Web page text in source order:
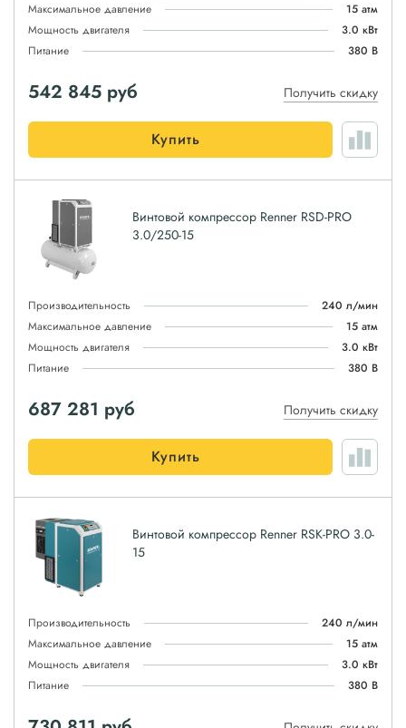
Максимальное давление
15 атм
Мощность двигателя
3.0 кВт
Питание
380 В
542 845 руб Получить скидку
Купить
Винтовой компрессор Renner RSD-PRO
3.0/250-15
Производительность
240 л/мин
Максимальное давление
15 атм
Мощность двигателя
3.0 кВт
Питание
380 В
687 281 руб Получить скидку
Купить
Винтовой компрессор Renner RSK-PRO 3.0-
15
Производительность
240 л/мин
Максимальное давление
15 атм
Мощность двигателя
3.0 кВт
Питание
380 В